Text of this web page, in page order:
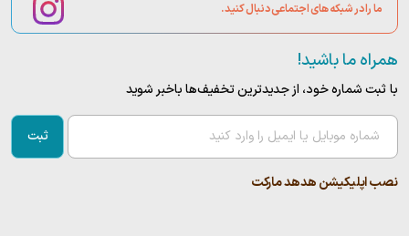
ما را در شبکه های اجتماعی دنبال کنید.
همراه ما باشید!
با ثبت شماره خود، از جدید‌ترین تخفیف‌ها با‌خبر شوید
ثبت
نصب اپلیکیشن هدهد مارکت